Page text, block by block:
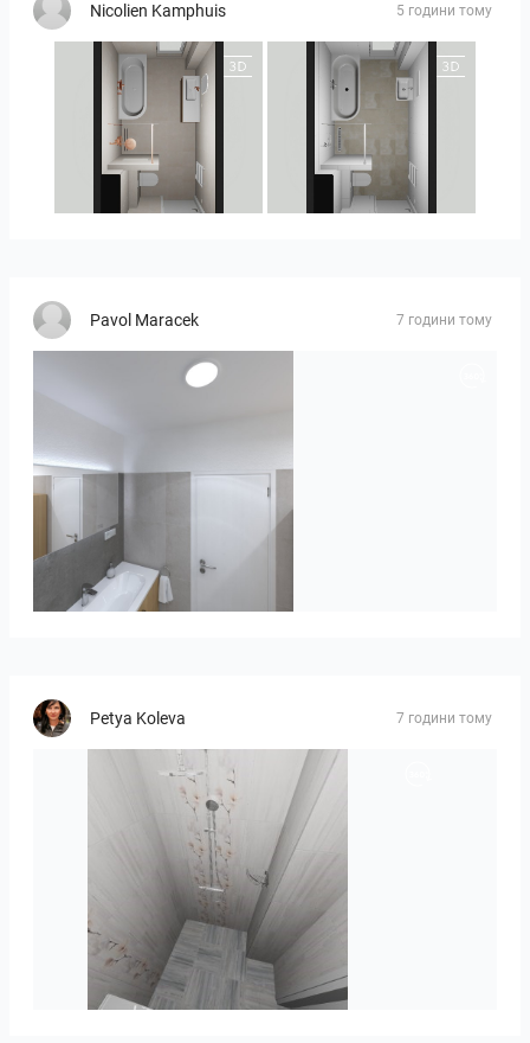
Nicolien Kamphuis 5 години тому
25-5010 bnr. 90 25-5010 bnr 90
Pavol Maracek 7 години тому
Róža-05
Petya Koleva 7 години тому
Liliya_Stoyanova-01